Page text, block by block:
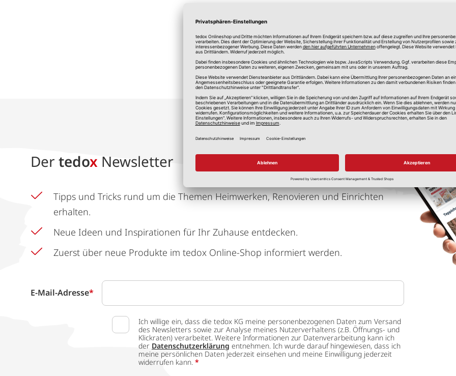
*Alle Preise in Euro, inkl. gesetzlicher Mehrwertsteuer, zzgl.
Der tedox Newsletter
Tipps und Tricks rund um die Themen Heimwerken, Renovieren und Einrichten
erhalten.
Neue Ideen und Inspirationen für Ihr Zuhause entdecken.
Zuerst über neue Produkte im tedox Online-Shop informiert werden.
E-Mail-Adresse*
Ich willige ein, dass die tedox KG meine personenbezogenen Daten zum Versand
des Newsletters sowie zur Analyse meines Nutzerverhaltens (z.B. Öffnungs- und
Klickraten) verarbeitet. Weitere Informationen zur Datenverarbeitung kann ich
der Datenschutzerklärung entnehmen. Ich wurde darauf hingewiesen, dass ich
meine persönlichen Daten jederzeit einsehen und meine Einwilligung jederzeit
widerrufen kann. *